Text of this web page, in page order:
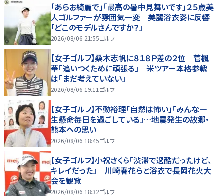
「あらお綺麗で」「最高の暑中見舞いです」２５歳美
人ゴルファーが雰囲気一変 美麗浴衣姿に反響
「どこのモデルさんですか？」
2026/08/06 21:55ゴルフ
【女子ゴルフ】桑木志帆に８１８Ｐ差の２位 菅楓
華「追いつくために頑張る」 米ツアー本格参戦
は「まだ考えていない」
2026/08/06 19:11 ゴルフ
【女子ゴルフ】不動裕理「自然は怖い」「みんな一
生懸命毎日を過ごしている」…地震発生の故郷・
熊本への思い
2026/08/06 18:45ゴルフ
【女子ゴルフ】小祝さくら「渋滞で過酷だったけど、
キレイだった」 川崎春花らと浴衣で長岡花火大
会を観覧
2026/08/06 18:32ゴルフ